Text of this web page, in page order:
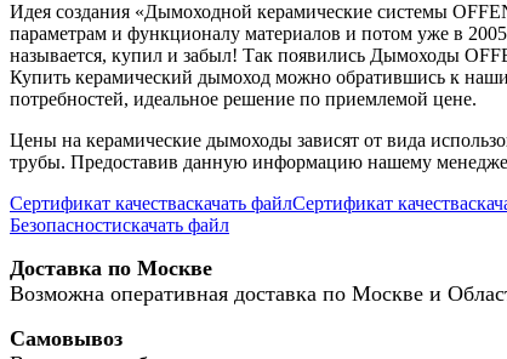
Идея создания «Дымоходной керамические системы
параметрам и функционалу материалов и потом уже в 2005
называется, купил и забыл! Так появились Дымоходы
Купить керамический дымоход можно обратившись к
потребностей, идеальное решение по приемлемой цене.
Цены на керамические дымоходы зависят от вида
трубы. Предоставив данную информацию нашему
Сертификат качестваскачать файлСертификат качества
Безопасностискачать файл
Доставка по Москве
Возможна оперативная доставка по Москве и
Самовывоз